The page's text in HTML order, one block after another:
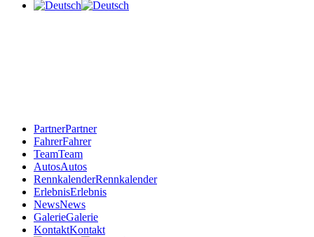
PartnerPartner
FahrerFahrer
TeamTeam
AutosAutos
RennkalenderRennkalender
ErlebnisErlebnis
NewsNews
GalerieGalerie
KontaktKontakt